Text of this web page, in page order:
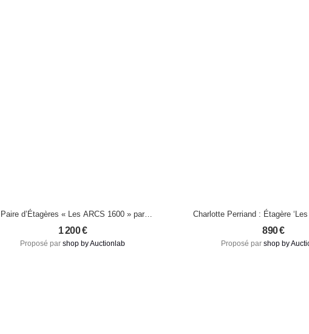
Paire d’Étagères « Les ARCS 1600 » par
Charlotte Perriand
1 200€
Proposé par shop by Auctionlab
Charlotte Perriand : Étagère
Authentique et
890€
Proposé par shop by